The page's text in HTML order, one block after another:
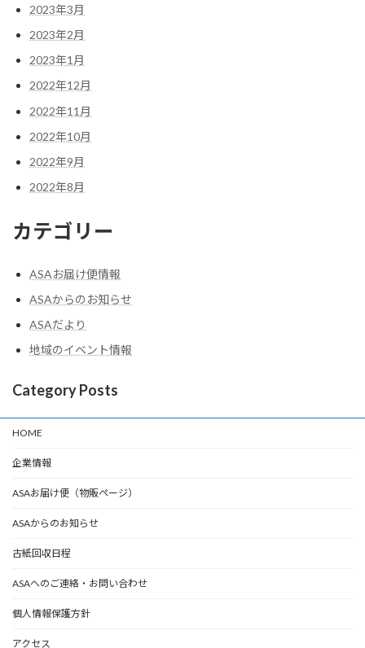
2023年3月
2023年2月
2023年1月
2022年12月
2022年11月
2022年10月
2022年9月
2022年8月
カテゴリー
ASAお届け便情報
ASAからのお知らせ
ASAだより
地域のイベント情報
Category Posts
HOME
企業情報
ASAお届け便（物販ページ）
ASAからのお知らせ
古紙回収日程
ASAへのご連絡・お問い合わせ
個人情報保護方針
アクセス